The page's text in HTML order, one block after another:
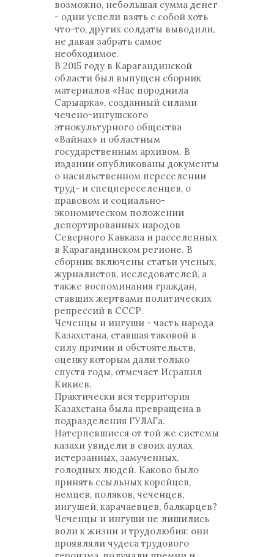
возможно, небольшая сумма денег
- одни успели взять с собой хоть
что-то, других солдаты выводили,
не давая забрать самое
необходимое.
В 2015 году в Карагандинской
области был выпущен сборник
материалов «Нас породнила
Сарыарка», созданный силами
чечено-ингушского
этнокультурного общества
«Вайнах» и областным
государственным архивом. В
издании опубликованы документы
о насильственном переселении
труд- и спецпереселенцев, о
правовом и социально-
экономическом положении
депортированных народов
Северного Кавказа и расселенных
в Карагандинском регионе. В
сборник включены статьи ученых,
журналистов, исследователей, а
также воспоминания граждан,
ставших жертвами политических
репрессий в СССР.
Чеченцы и ингуши - часть народа
Казахстана, ставшая таковой в
силу причин и обстоятельств,
оценку которым дали только
спустя годы, отмечает Исрапил
Кикиев.
Практически вся территория
Казахстана была превращена в
подразделения ГУЛАГа.
Натерпевшиеся от той же системы
казахи увидели в своих аулах
истерзанных, замученных,
голодных людей. Каково было
принять ссыльных корейцев,
немцев, поляков, чеченцев,
ингушей, карачаевцев, балкарцев?
Чеченцы и ингуши не лишились
воли к жизни и трудолюбия: они
проявляли чудеса трудового